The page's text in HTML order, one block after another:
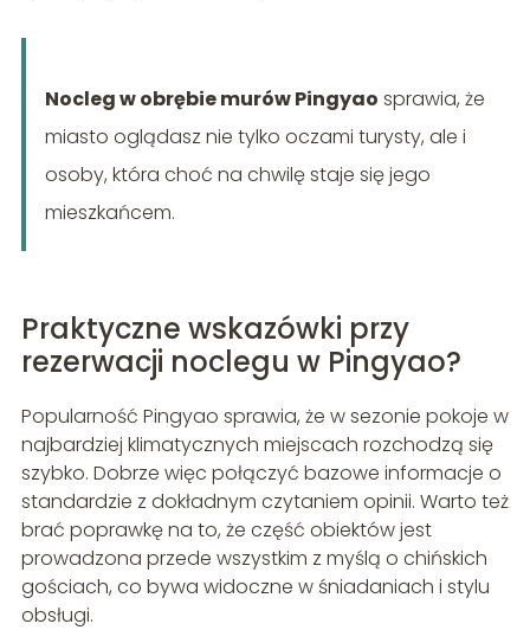
Nocleg w obrębie murów Pingyao sprawia, że
miasto oglądasz nie tylko oczami turysty, ale i
osoby, która choć na chwilę staje się jego
mieszkańcem.
Praktyczne wskazówki przy
rezerwacji noclegu w Pingyao?
Popularność Pingyao sprawia, że w sezonie pokoje w
najbardziej klimatycznych miejscach rozchodzą się
szybko. Dobrze więc połączyć bazowe informacje o
standardzie z dokładnym czytaniem opinii. Warto też
brać poprawkę na to, że część obiektów jest
prowadzona przede wszystkim z myślą o chińskich
gościach, co bywa widoczne w śniadaniach i stylu
obsługi.